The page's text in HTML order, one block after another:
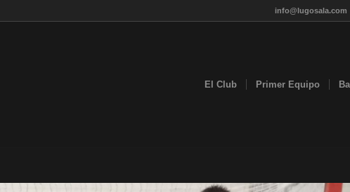
info@lugosala.com
El Club Primer Equipo